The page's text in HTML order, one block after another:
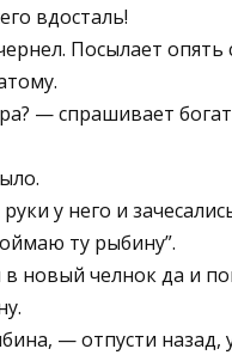
вдосталь!
Посылает
— спрашивает
у него и
ту рыбину”.
в новый челнок да и
— отпусти назад,